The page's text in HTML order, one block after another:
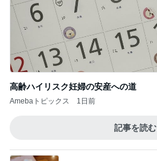
高齢ハイリスク妊婦の安産への道
Amebaトピックス 1日前
記事を読む